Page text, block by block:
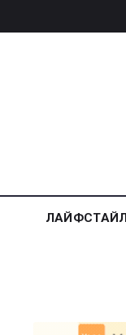
ЛАЙФСТАЙЛ